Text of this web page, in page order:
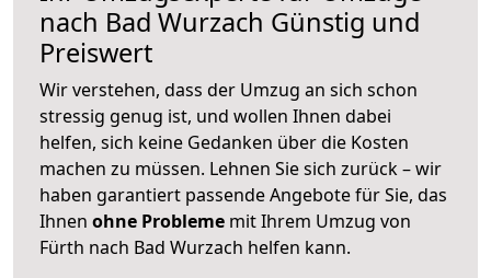
nach Bad Wurzach Günstig und
Preiswert
Wir verstehen, dass der Umzug an sich schon
stressig genug ist, und wollen Ihnen dabei
helfen, sich keine Gedanken über die Kosten
machen zu müssen. Lehnen Sie sich zurück – wir
haben garantiert passende Angebote für Sie, das
Ihnen ohne Probleme mit Ihrem Umzug von
Fürth nach Bad Wurzach helfen kann.